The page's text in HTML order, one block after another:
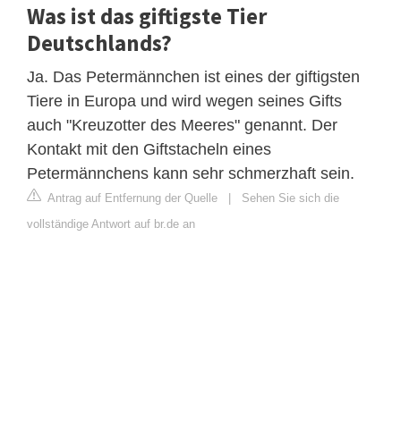
Was ist das giftigste Tier
Deutschlands?
Ja. Das Petermännchen ist eines der giftigsten
Tiere in Europa und wird wegen seines Gifts
auch "Kreuzotter des Meeres" genannt. Der
Kontakt mit den Giftstacheln eines
Petermännchens kann sehr schmerzhaft sein.
Antrag auf Entfernung der Quelle | Sehen Sie sich die
vollständige Antwort auf br.de an